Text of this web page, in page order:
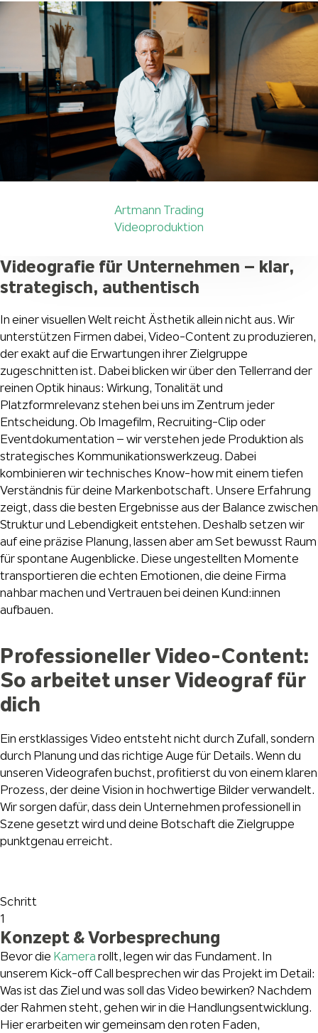
Artmann Trading
Videoproduktion
Videografie für Unternehmen – klar,
strategisch, authentisch
In einer visuellen Welt reicht Ästhetik allein nicht aus. Wir
unterstützen Firmen dabei, Video-Content zu produzieren,
der exakt auf die Erwartungen ihrer Zielgruppe
zugeschnitten ist. Dabei blicken wir über den Tellerrand der
reinen Optik hinaus: Wirkung, Tonalität und
Platzformrelevanz stehen bei uns im Zentrum jeder
Entscheidung. Ob Imagefilm, Recruiting-Clip oder
Eventdokumentation – wir verstehen jede Produktion als
strategisches Kommunikationswerkzeug. Dabei
kombinieren wir technisches Know-how mit einem tiefen
Verständnis für deine Markenbotschaft. Unsere Erfahrung
zeigt, dass die besten Ergebnisse aus der Balance zwischen
Struktur und Lebendigkeit entstehen. Deshalb setzen wir
auf eine präzise Planung, lassen aber am Set bewusst Raum
für spontane Augenblicke. Diese ungestellten Momente
transportieren die echten Emotionen, die deine Firma
nahbar machen und Vertrauen bei deinen Kund:innen
aufbauen.
Professioneller Video-Content:
So arbeitet unser Videograf für
dich
Ein erstklassiges Video entsteht nicht durch Zufall, sondern
durch Planung und das richtige Auge für Details. Wenn du
unseren Videografen buchst, profitierst du von einem klaren
Prozess, der deine Vision in hochwertige Bilder verwandelt.
Wir sorgen dafür, dass dein Unternehmen professionell in
Szene gesetzt wird und deine Botschaft die Zielgruppe
punktgenau erreicht.
Schritt
1
Konzept & Vorbesprechung
Bevor die Kamera rollt, legen wir das Fundament. In
unserem Kick-off Call besprechen wir das Projekt im Detail:
Was ist das Ziel und was soll das Video bewirken? Nachdem
der Rahmen steht, gehen wir in die Handlungsentwicklung.
Hier erarbeiten wir gemeinsam den roten Faden,